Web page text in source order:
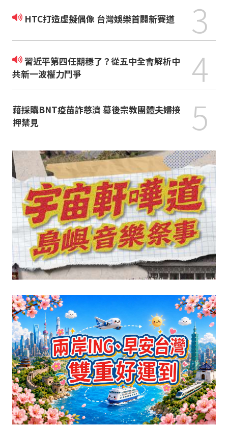
HTC打造虛擬偶像 台灣娛樂首闢新賽道 3
習近平第四任期穩了？從五中全會解析中
共新一波權力鬥爭
4
藉採購BNT疫苗詐慈濟 幕後宗教團體夫婦接
押禁見
5